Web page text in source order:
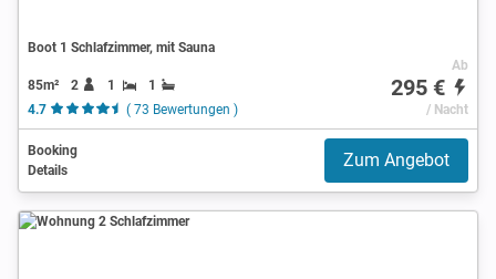
Boot 1 Schlafzimmer, mit Sauna
85m² 2 1
1
4.7
( 73 Bewertungen )
Ab
295 €
/ Nacht
Booking
Details
Zum Angebot